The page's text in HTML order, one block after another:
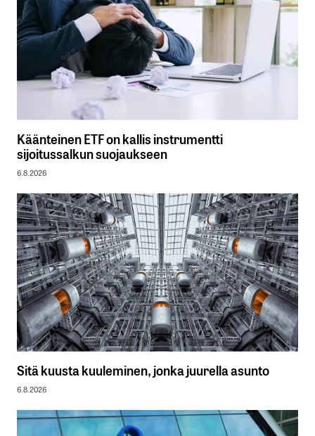
Käänteinen ETF on kallis instrumentti
sijoitussalkun suojaukseen
6.8.2026
Sitä kuusta kuuleminen, jonka juurella asunto
6.8.2026